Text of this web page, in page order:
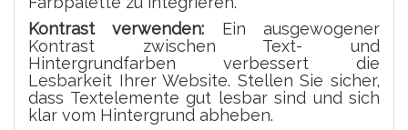
Kontrast verwenden: Ein ausgewogener
Kontrast zwischen Text- und
Hintergrundfarben verbessert die
Lesbarkeit Ihrer Website. Stellen Sie sicher,
dass Textelemente gut lesbar sind und sich
klar vom Hintergrund abheben.